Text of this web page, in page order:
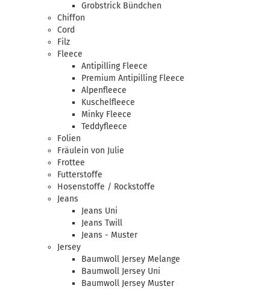
Grobstrick Bündchen
Chiffon
Cord
Filz
Fleece
Antipilling Fleece
Premium Antipilling Fleece
Alpenfleece
Kuschelfleece
Minky Fleece
Teddyfleece
Folien
Fräulein von Julie
Frottee
Futterstoffe
Hosenstoffe / Rockstoffe
Jeans
Jeans Uni
Jeans Twill
Jeans - Muster
Jersey
Baumwoll Jersey Melange
Baumwoll Jersey Uni
Baumwoll Jersey Muster